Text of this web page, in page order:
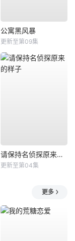
公寓黑风暴
更新至第09集
请保持名侦探原来的样子
更新至第04集
更多